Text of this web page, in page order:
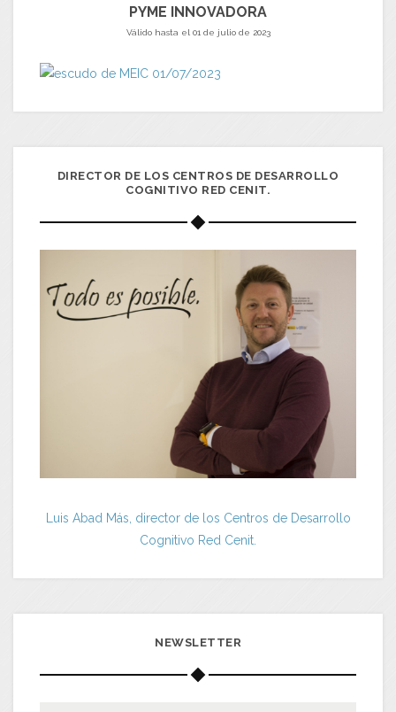
PYME INNOVADORA
Válido hasta el 01 de julio de 2023
DIRECTOR DE LOS CENTROS DE DESARROLLO
COGNITIVO RED CENIT.
Luis Abad Más, director de los Centros de Desarrollo
Cognitivo Red Cenit.
NEWSLETTER